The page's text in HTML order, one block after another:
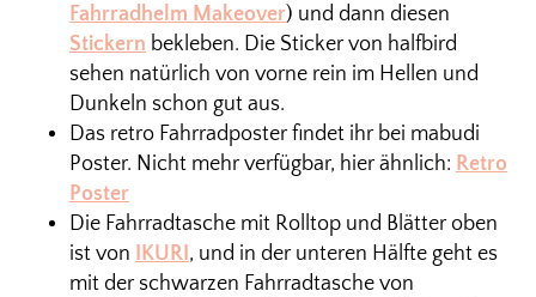
Fahrradhelm Makeover) und dann diesen
Stickern bekleben. Die Sticker von halfbird
sehen natürlich von vorne rein im Hellen und
Dunkeln schon gut aus.
Das retro Fahrradposter findet ihr bei mabudi
Poster. Nicht mehr verfügbar, hier ähnlich: Retro
Poster
Die Fahrradtasche mit Rolltop und Blätter oben
ist von
IKURI , und in der unteren Hälfte geht es
mit der schwarzen Fahrradtasche von